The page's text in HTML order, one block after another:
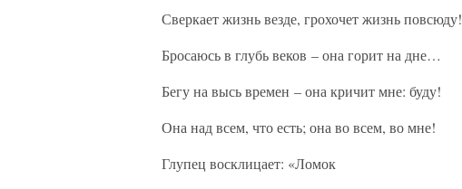
Сверкает жизнь везде, грохочет жизнь повсюду!
Бросаюсь в глубь веков – она горит на дне…
Бегу на высь времен – она кричит мне: буду!
Она над всем, что есть; она во всем, во мне!
Глупец восклицает: «Ломок